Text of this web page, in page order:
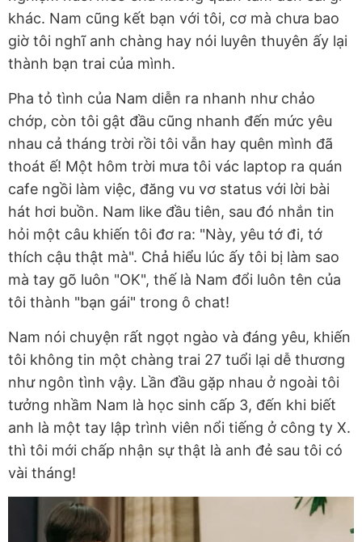
khác. Nam cũng kết bạn với tôi, cơ mà chưa bao
giờ tôi nghĩ anh chàng hay nói luyên thuyên ấy lại
thành bạn trai của mình.
Pha tỏ tình của Nam diễn ra nhanh như chảo
chớp, còn tôi gật đầu cũng nhanh đến mức yêu
nhau cả tháng trời rồi tôi vẫn hay quên mình đã
thoát ế! Một hôm trời mưa tôi vác laptop ra quán
cafe ngồi làm việc, đăng vu vơ status với lời bài
hát hơi buồn. Nam like đầu tiên, sau đó nhắn tin
hỏi một câu khiến tôi đơ ra: "Này, yêu tớ đi, tớ
thích cậu thật mà". Chả hiểu lúc ấy tôi bị làm sao
mà tay gõ luôn "OK", thế là Nam đổi luôn tên của
tôi thành "bạn gái" trong ô chat!
Nam nói chuyện rất ngọt ngào và đáng yêu, khiến
tôi không tin một chàng trai 27 tuổi lại dễ thương
như ngôn tình vậy. Lần đầu gặp nhau ở ngoài tôi
tưởng nhầm Nam là học sinh cấp 3, đến khi biết
anh là một tay lập trình viên nổi tiếng ở công ty X.
thì tôi mới chấp nhận sự thật là anh đẻ sau tôi có
vài tháng!